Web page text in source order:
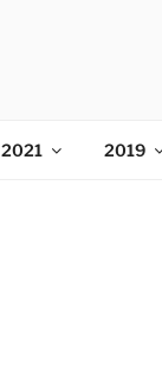
2021 2019